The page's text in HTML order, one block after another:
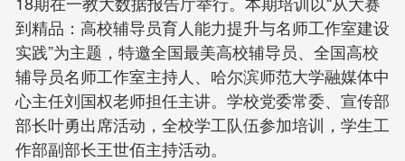
到精品：高校辅导员育人能力提升与名师工作室建设
实践”为主题，特邀全国最美高校辅导员、全国高校
辅导员名师工作室主持人、哈尔滨师范大学融媒体中
心主任刘国权老师担任主讲。学校党委常委、宣传部
部长叶勇出席活动，全校学工队伍参加培训，学生工
作部副部长王世佰主持活动。